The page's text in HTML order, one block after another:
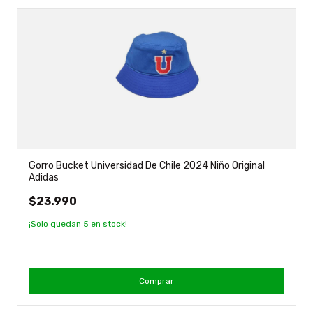
Gorro Bucket Universidad De Chile 2024 Niño Original
Adidas
$23.990
¡Solo quedan 5 en stock!
Comprar